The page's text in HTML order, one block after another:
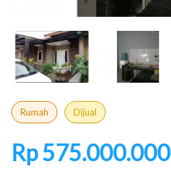
Rumah Dijual
Rp 575.000.000